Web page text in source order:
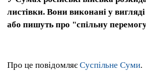
листівки. Вони виконані у
або пишуть про "спільну
Про це повідомляє Суспільне Суми.